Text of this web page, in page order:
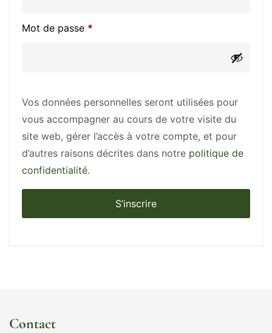
Mot de passe *
Vos données personnelles seront utilisées pour
vous accompagner au cours de votre visite du
site web, gérer l’accès à votre compte, et pour
d’autres raisons décrites dans notre politique de
confidentialité.
S’inscrire
Contact